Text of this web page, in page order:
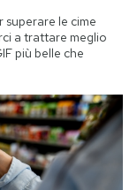
le cime
a trattare meglio
più belle che